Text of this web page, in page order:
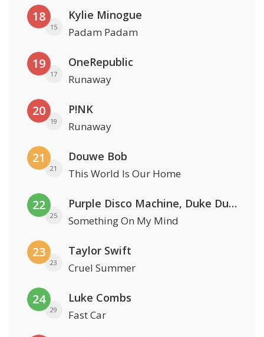
18
15
Kylie Minogue
Padam Padam
19
17
OneRepublic
Runaway
20
19
P!NK
Runaway
21
21
Douwe Bob
This World Is Our Home
22
25
Purple Disco Machine, Duke Dumont & Nothing But Thieves
Something On My Mind
23
23
Taylor Swift
Cruel Summer
24
29
Luke Combs
Fast Car